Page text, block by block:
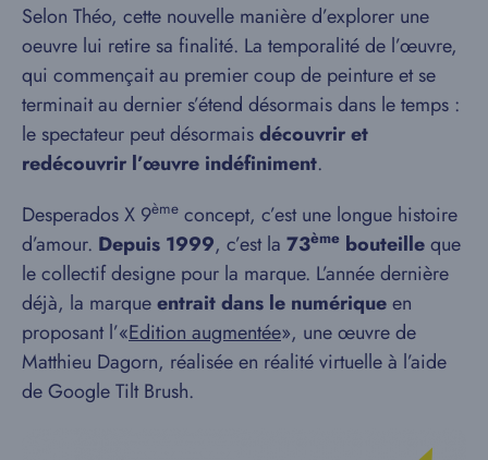
Selon Théo, cette nouvelle manière d’explorer une
oeuvre lui retire sa finalité. La temporalité de l’œuvre,
qui commençait au premier coup de peinture et se
terminait au dernier s’étend désormais dans le temps :
le spectateur peut désormaisdécouvrir et
redécouvrir l’œuvre indéfiniment.
Desperados X 9ème concept, c’est une longue histoire
d’amour. Depuis 1999, c’est la 73ème bouteilleque
le collectif designe pour la marque. L’année dernière
déjà, la marqueentrait dans le numériqueen
proposant l’«Edition augmentée», une œuvre de
Matthieu Dagorn, réalisée en réalité virtuelle à l’aide
de Google Tilt Brush.